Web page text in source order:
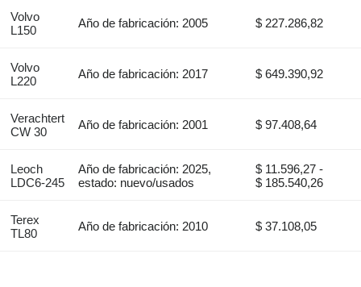
Volvo
L150
Año de fabricación: 2005 $ 227.286,82
Volvo
L220
Año de fabricación: 2017 $ 649.390,92
Verachtert
CW 30
Año de fabricación: 2001 $ 97.408,64
Leoch
LDC6-245
Año de fabricación: 2025,
estado: nuevo/usados
$ 11.596,27 -
$ 185.540,26
Terex
TL80
Año de fabricación: 2010 $ 37.108,05